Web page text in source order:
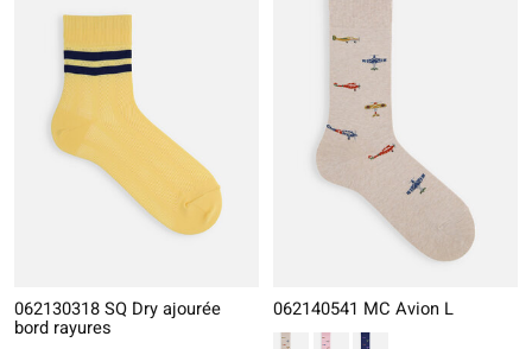
062130318 SQ Dry ajourée
bord rayures
062140541 MC Avion L